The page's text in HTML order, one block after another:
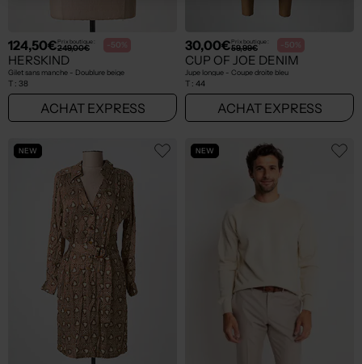
124,50€Prix boutique :
249,00€ -50%
HERSKIND
Gilet sans manche - Doublure beige
T : 38
ACHAT EXPRESS
30,00€Prix boutique :
59,99€ -50%
CUP OF JOE DENIM
Jupe longue - Coupe droite bleu
T : 44
ACHAT EXPRESS
NEW NEW